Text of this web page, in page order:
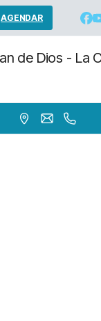
AGENDAR